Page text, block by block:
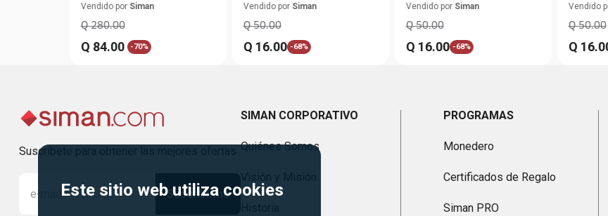
Este sitio web utiliza cookies
Vendido por Siman
Q 280.00
Q 84.00 -70%
Vendido por Siman
Q 50.00
Q 16.00 -68%
Sensible
Vendido por Siman
Q 50.00
Q 16.00 -68%
para
Vendido
Q 50.00
Q 16.
Suscríbete para obtener las mejores ofertas
Suscribirme
SIMAN CORPORATIVO
Quiénes Somos
PROGRAMAS
Monedero
Certificados de Regalo
Siman PRO